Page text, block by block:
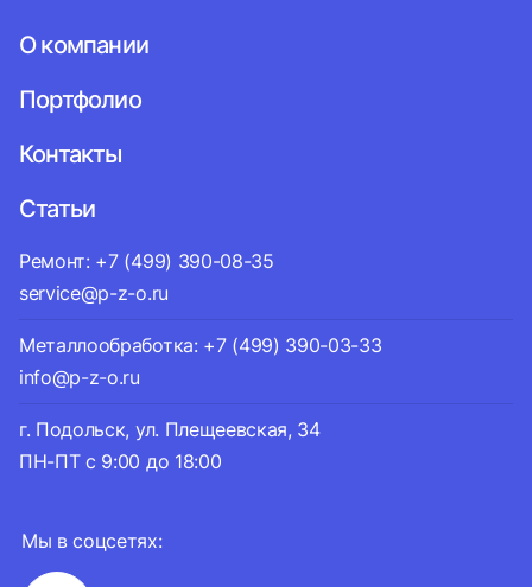
Мы в соцсетях:
О компании
Портфолио
Контакты
Статьи
Ремонт: +7 (499) 390-08-35
service@p-z-o.ru
Металлообработка: +7 (499) 390-03-33
info@p-z-o.ru
г. Подольск, ул. Плещеевская, 34
ПН-ПТ с 9:00 до 18:00